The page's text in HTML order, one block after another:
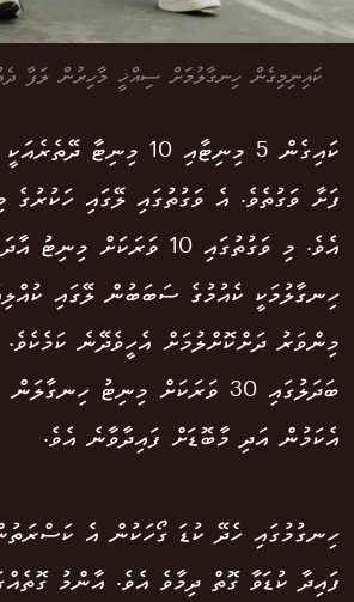
ކައިނިމިގެން ހިނގާލުމަށް ސިއްޚީ މާހިރުން ލަފާ
ކައިގެން 5 މިނިޓާއި 10
ފަށާ ވަގުތެވެ. އެ ވަގުތުގައި ލޭގައި ހަކުރުގެ
އެވެ. މި ވަގުތުގައި 10 ވަރަކަށް
ހިނގާލުމަކީ ކެއުމުގެ ސަބަބުން ލޭގައި
ބަދަލުގައި 30 ވަރަކަށް މިނިޓު
އެކަމުން އަދި މާބޮޑަށް ފައިދާވާނެ އެވެ.
ހިނގުމުގައި ހެދޭ ކުޑަ ގޯހަކުން އެ
ފައިދާ ކުޑަވާ ގޮތް ދިމާވެ އެވެ. އާންމު